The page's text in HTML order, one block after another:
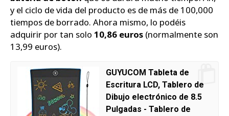
y el ciclo de vida del producto es de más de 100,000
tiempos de borrado. Ahora mismo, lo podéis
adquirir por tan solo 10,86 euros (normalmente son
13,99 euros).
GUYUCOM Tableta de
Escritura LCD, Tablero de
Dibujo electrónico de 8.5
Pulgadas - Tablero de